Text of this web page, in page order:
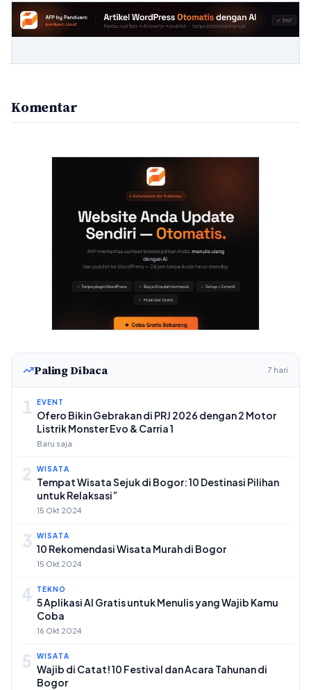
Komentar
Paling Dibaca 7 hari
1 EVENT
Ofero Bikin Gebrakan di PRJ 2026 dengan 2 Motor
Listrik Monster Evo & Carria 1
Baru saja
2 WISATA
Tempat Wisata Sejuk di Bogor: 10 Destinasi Pilihan
untuk Relaksasi”
15 Okt 2024
3 WISATA
10 Rekomendasi Wisata Murah di Bogor
15 Okt 2024
4 TEKNO
5 Aplikasi AI Gratis untuk Menulis yang Wajib Kamu
Coba
16 Okt 2024
5 WISATA
Wajib di Catat! 10 Festival dan Acara Tahunan di
Bogor